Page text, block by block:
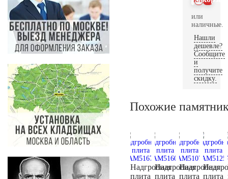
или
наличные.
Нашли
дешевле?
Сообщите
и
получите
скидку.
Похожие
Надгробная
плита
Надгробная
плита
Надгробная
плита плита